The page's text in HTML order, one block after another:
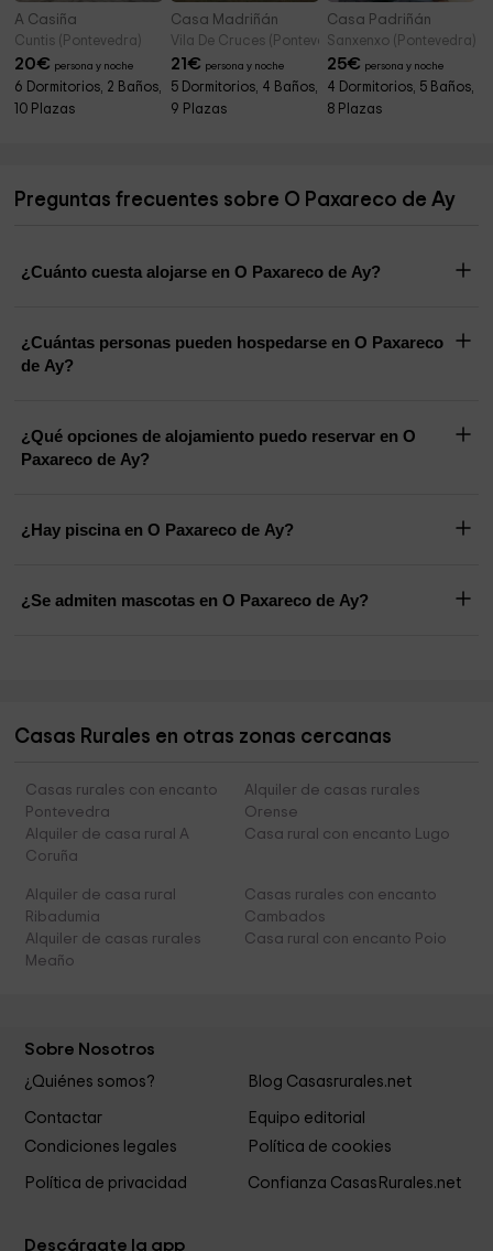
A Casiña
Cuntis (Pontevedra)
20€ persona y noche
6 Dormitorios, 2 Baños,
10 Plazas
Casa Madriñán
Vila De Cruces (Pontevedra)
21€ persona y noche
5 Dormitorios, 4 Baños,
9 Plazas
Casa Padriñán
Sanxenxo (Pontevedra)
25€ persona y noche
4 Dormitorios, 5 Baños,
8 Plazas
Preguntas frecuentes sobre O Paxareco de Ay
¿Cuánto cuesta alojarse en O Paxareco de Ay?
¿Cuántas personas pueden hospedarse en O Paxareco
de Ay?
¿Qué opciones de alojamiento puedo reservar en O
Paxareco de Ay?
¿Hay piscina en O Paxareco de Ay?
¿Se admiten mascotas en O Paxareco de Ay?
Casas Rurales en otras zonas cercanas
Casas rurales con encanto
Pontevedra
Alquiler de casas rurales
Orense
Alquiler de casa rural A
Coruña
Casa rural con encanto Lugo
Alquiler de casa rural
Ribadumia
Casas rurales con encanto
Cambados
Alquiler de casas rurales
Meaño
Casa rural con encanto Poio
Sobre Nosotros
¿Quiénes somos? Blog Casasrurales.net
Contactar
Equipo editorial
Condiciones legales
Política de cookies
Política de privacidad Confianza CasasRurales.net
Descárgate la app